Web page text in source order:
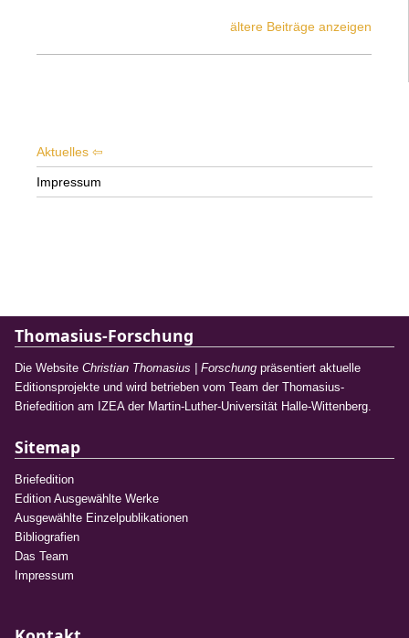
ältere Beiträge anzeigen
Aktuelles
Impressum
Thomasius-Forschung
Die Website Christian Thomasius | Forschung präsentiert aktuelle
Editionsprojekte und wird betrieben vom Team der Thomasius-
Briefedition am IZEA der Martin-Luther-Universität Halle-Wittenberg.
Sitemap
Briefedition
Edition Ausgewählte Werke
Ausgewählte Einzelpublikationen
Bibliografien
Das Team
Impressum